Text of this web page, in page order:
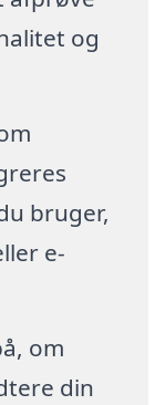
og
bruger,
e-
om
din